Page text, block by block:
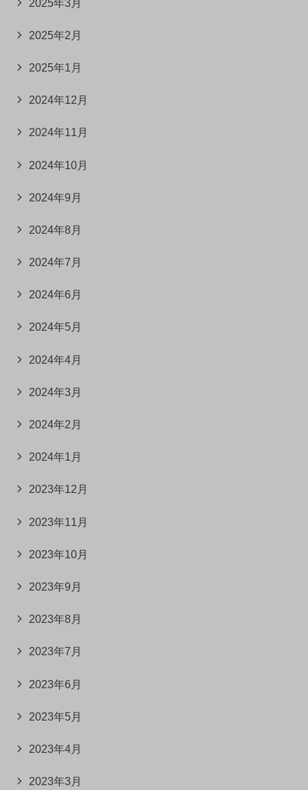
2025年2月
2025年1月
2024年12月
2024年11月
2024年10月
2024年9月
2024年8月
2024年7月
2024年6月
2024年5月
2024年4月
2024年3月
2024年2月
2024年1月
2023年12月
2023年11月
2023年10月
2023年9月
2023年8月
2023年7月
2023年6月
2023年5月
2023年4月
2023年3月